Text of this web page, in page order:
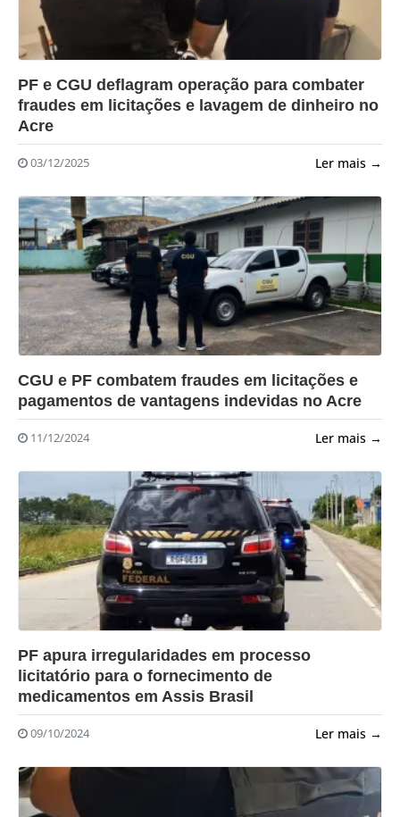
?>
PF e CGU deflagram operação para combater
fraudes em licitações e lavagem de dinheiro no
Acre
03/12/2025 Ler mais →
?>
CGU e PF combatem fraudes em licitações e
pagamentos de vantagens indevidas no Acre
11/12/2024 Ler mais →
?>
PF apura irregularidades em processo
licitatório para o fornecimento de
medicamentos em Assis Brasil
09/10/2024 Ler mais →